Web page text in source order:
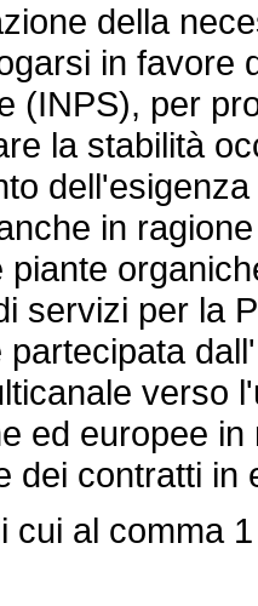
della
in favore
(INPS), per
la stabilità
in
piante
servizi per la
verso
ed europee
dei contratti
al comma 1